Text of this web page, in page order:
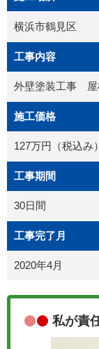
横浜市鶴見区
工事内容
外壁塗装工事 屋
施工価格
127万円（税込み）
工事期間
30日間
工事完了月
2020年4月
私が責